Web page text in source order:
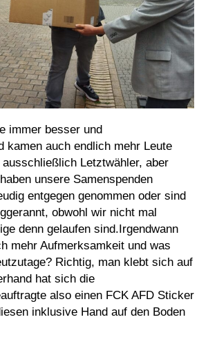
immer besser und
kamen auch endlich mehr Leute
Letztwähler, aber
unsere Samenspenden
entgegen genommen oder sind
obwohl wir nicht mal
denn gelaufen sind.Irgendwann
mehr Aufmerksamkeit und was
Richtig, man klebt sich auf
hat sich die
also einen FCK AFD Sticker
inklusive Hand auf den Boden